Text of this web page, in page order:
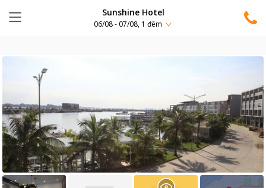
Sunshine Hotel
06/08 - 07/08, 1 đêm